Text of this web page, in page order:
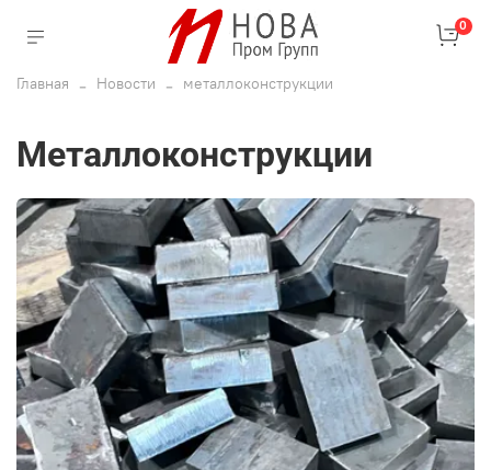
0
Главная Новости металлоконструкции
металлоконструкции